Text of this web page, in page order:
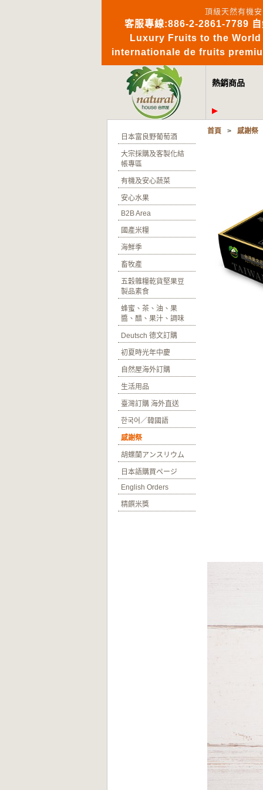
頂級天然有機
客服專線:886-2-2861-7789
Luxury Fruits to the World
internationale de fruits
熱銷商品
日本富良野葡萄酒
大宗採購及客製化結
帳專區
有機及安心蔬菜
安心水果
B2B Area
國產米糧
海鮮季
畜牧產
五穀雜糧乾貨堅果豆
製品素食
蜂蜜、茶、油、果
醬、醋、果汁、調味
Deutsch 德文訂購
初夏時光年中慶
自然屋海外訂購
生活用品
臺灣訂購 海外直送
한국어／韓國語
感謝祭
胡蝶蘭アンスリウム
日本語購買ページ
English Orders
精饌米獎
首頁 > 感謝祭